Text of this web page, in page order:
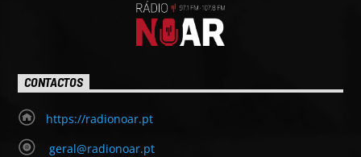
CONTACTOS
https://radionoar.pt
geral@radionoar.pt